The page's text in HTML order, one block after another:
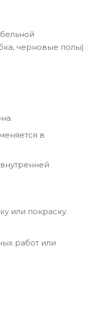
черновые полы)
в
или покраску.
работ или